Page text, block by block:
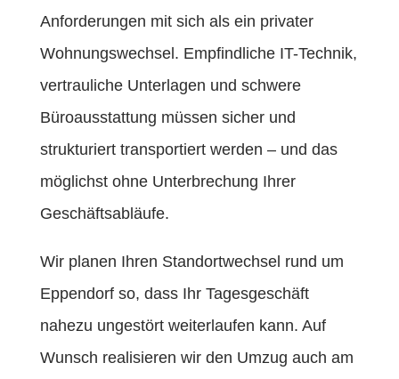
Anforderungen mit sich als ein privater
Wohnungswechsel. Empfindliche IT-Technik,
vertrauliche Unterlagen und schwere
Büroausstattung müssen sicher und
strukturiert transportiert werden – und das
möglichst ohne Unterbrechung Ihrer
Geschäftsabläufe.
Wir planen Ihren Standortwechsel rund um
Eppendorf so, dass Ihr Tagesgeschäft
nahezu ungestört weiterlaufen kann. Auf
Wunsch realisieren wir den Umzug auch am